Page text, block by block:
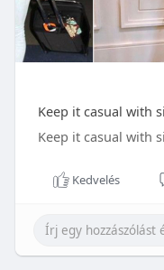
Keep it casual with
Keep it casual with
Kedvelés